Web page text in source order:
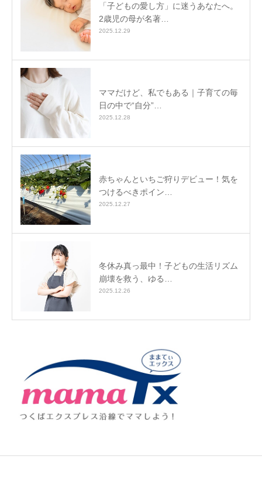
「子どもの愛し方」に迷うあなたへ。
2歳児の母が名著…
2025.12.29
ママだけど、私でもある｜子育ての毎
日の中で“自分”…
2025.12.28
赤ちゃんといちご狩りデビュー！気を
つけるべきポイン…
2025.12.27
冬休み真っ最中！子どもの生活リズム
崩壊を救う、ゆる…
2025.12.26